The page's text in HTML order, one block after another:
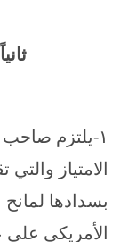
۱-يلتزم صاحب
الامتياز
بسدادها لمانح
الأمريكي على